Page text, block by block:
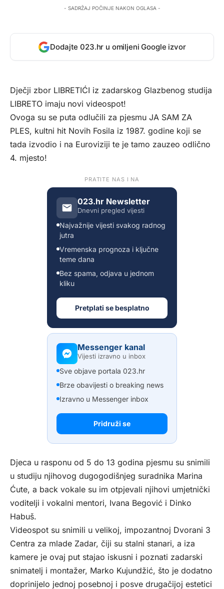
- SADRŽAJ POČINJE NAKON OGLASA -
Dodajte 023.hr u omiljeni Google izvor
Dječji zbor LIBRETIĆI iz zadarskog Glazbenog studija
LIBRETO imaju novi videospot!
Ovoga su se puta odlučili za pjesmu JA SAM ZA
PLES, kultni hit Novih Fosila iz 1987. godine koji se
tada izvodio i na Euroviziji te je tamo zauzeo odlično
4. mjesto!
PRATITE NAS I NA
023.hr Newsletter
Dnevni pregled vijesti
Najvažnije vijesti svakog radnog
jutra
Vremenska prognoza i ključne
teme dana
Bez spama, odjava u jednom
kliku
Pretplati se besplatno
Messenger kanal
Vijesti izravno u inbox
Sve objave portala 023.hr
Brze obavijesti o breaking news
Izravno u Messenger inbox
Pridruži se
Djeca u rasponu od 5 do 13 godina pjesmu su snimili
u studiju njihovog dugogodišnjeg suradnika Marina
Ćute, a back vokale su im otpjevali njihovi umjetnički
voditelji i vokalni mentori, Ivana Begović i Dinko
Habuš.
Videospot su snimili u velikoj, impozantnoj Dvorani 3
Centra za mlade Zadar, čiji su stalni stanari, a iza
kamere je ovaj put stajao iskusni i poznati zadarski
snimatelj i montažer, Marko Kujundžić, što je dodatno
doprinijelo jednoj posebnoj i posve drugačijoj estetici